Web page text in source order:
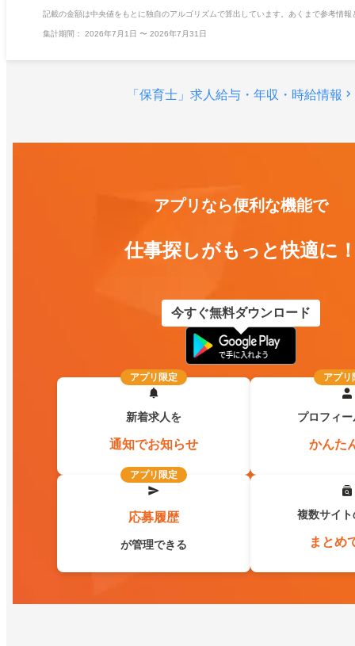
記載の金額は中央値をもとに独自のアルゴリズムで算出しています。あくまで参考情報
集計期間： 2026年7月1日 〜 2026年7月31日
「保育士」求人 給与・年収・時給情報
アプリなら便利な機能で
仕事探しがもっと快適に
今すぐ無料ダウンロード
アプリ限定
新着求人を
通知でお知らせ
アプリ
プロフィ
かんた
アプリ限定
応募履歴
が管理できる
複数サイ
まとめ